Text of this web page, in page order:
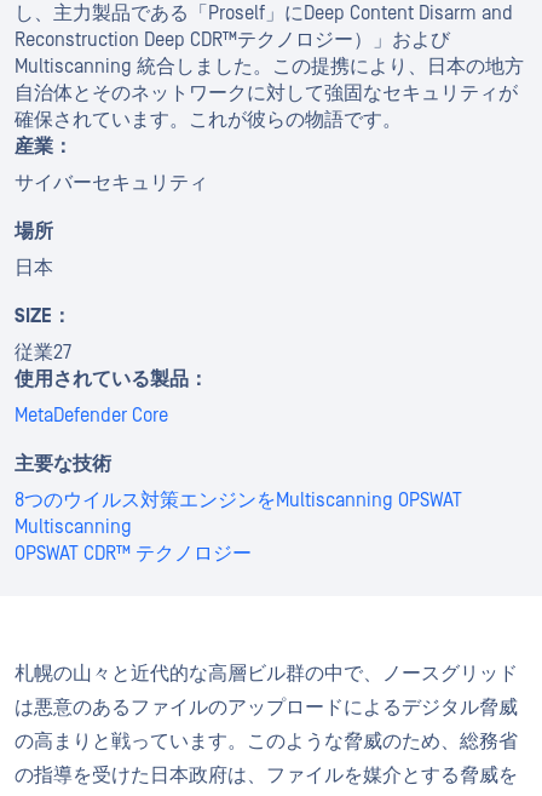
し、主力製品である「Proself」にDeep Content Disarm and
Reconstruction Deep CDR™テクノロジー）」および
Multiscanning 統合しました。この提携により、日本の地方
自治体とそのネットワークに対して強固なセキュリティが
確保されています。これが彼らの物語です。
産業：
サイバーセキュリティ
場所
日本
SIZE：
従業27
使用されている製品：
MetaDefender Core
主要な技術
8つのウイルス対策エンジンをMultiscanning OPSWAT
Multiscanning
OPSWAT CDR™ テクノロジー
札幌の山々と近代的な高層ビル群の中で、ノースグリッド
は悪意のあるファイルのアップロードによるデジタル脅威
の高まりと戦っています。このような脅威のため、総務省
の指導を受けた日本政府は、ファイルを媒介とする脅威を